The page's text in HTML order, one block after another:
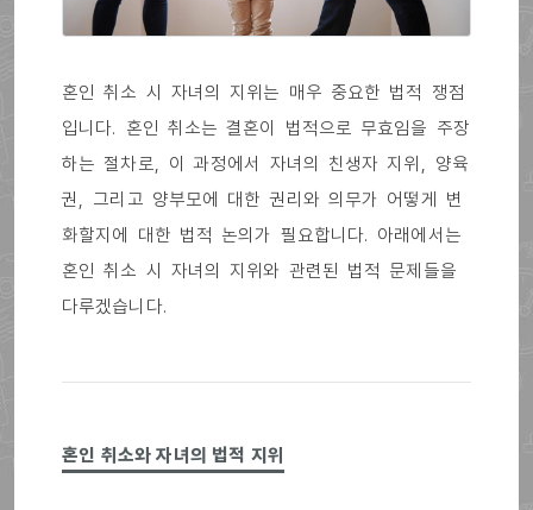
혼인 취소 시 자녀의 지위는 매우 중요한 법적 쟁점
입니다. 혼인 취소는 결혼이 법적으로 무효임을 주장
하는 절차로, 이 과정에서 자녀의 친생자 지위, 양육
권, 그리고 양부모에 대한 권리와 의무가 어떻게 변
화할지에 대한 법적 논의가 필요합니다. 아래에서는
혼인 취소 시 자녀의 지위와 관련된 법적 문제들을
다루겠습니다.
혼인 취소와 자녀의 법적 지위